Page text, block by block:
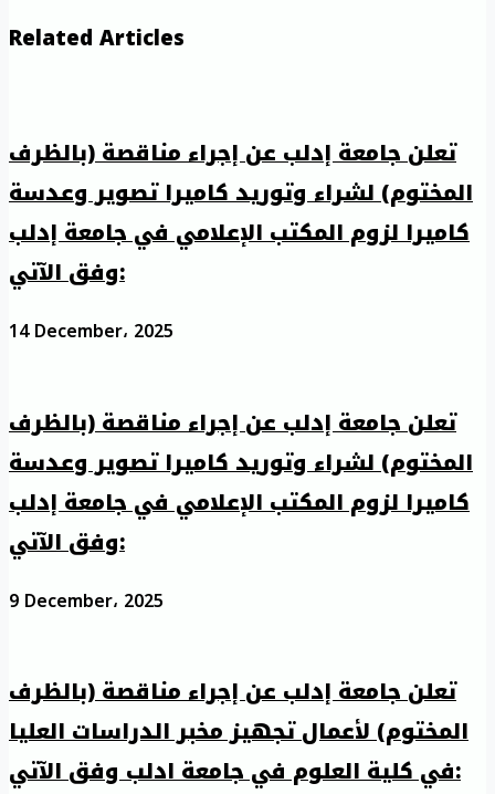
Related Articles
تعلن جامعة إدلب عن إجراء مناقصة (بالظرف
المختوم) لشراء وتوريد كاميرا تصوير وعدسة
كاميرا لزوم المكتب الإعلامي في جامعة إدلب
وفق الآتي:
14 December، 2025
تعلن جامعة إدلب عن إجراء مناقصة (بالظرف
المختوم) لشراء وتوريد كاميرا تصوير وعدسة
كاميرا لزوم المكتب الإعلامي في جامعة إدلب
وفق الآتي:
9 December، 2025
تعلن جامعة إدلب عن إجراء مناقصة (بالظرف
المختوم) لأعمال تجهيز مخبر الدراسات العليا
في كلية العلوم في جامعة ادلب وفق الآتي: